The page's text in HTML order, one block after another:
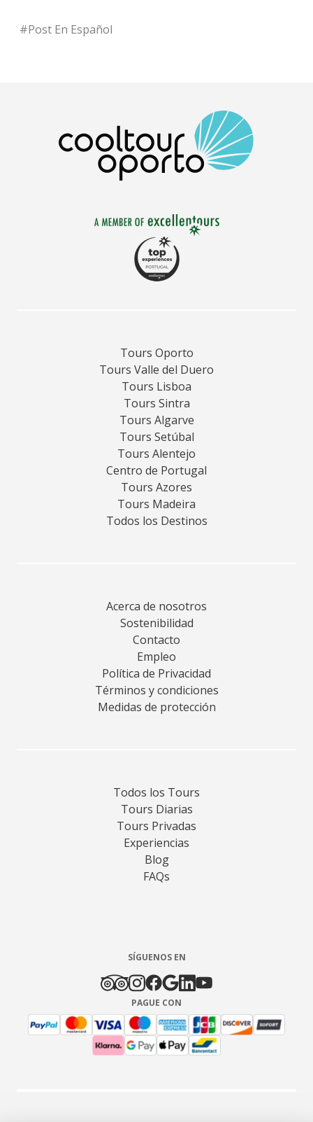
#Post En Español
Tours Oporto
Tours Valle del Duero
Tours Lisboa
Tours Sintra
Tours Algarve
Tours Setúbal
Tours Alentejo
Centro de Portugal
Tours Azores
Tours Madeira
Todos los Destinos
Acerca de nosotros
Sostenibilidad
Contacto
Empleo
Política de Privacidad
Términos y condiciones
Medidas de protección
Todos los Tours
Tours Diarias
Tours Privadas
Experiencias
Blog
FAQs
SÍGUENOS EN
PAGUE CON